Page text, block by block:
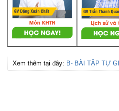
Xem thêm tại đây: B- BÀI TẬP TỰ